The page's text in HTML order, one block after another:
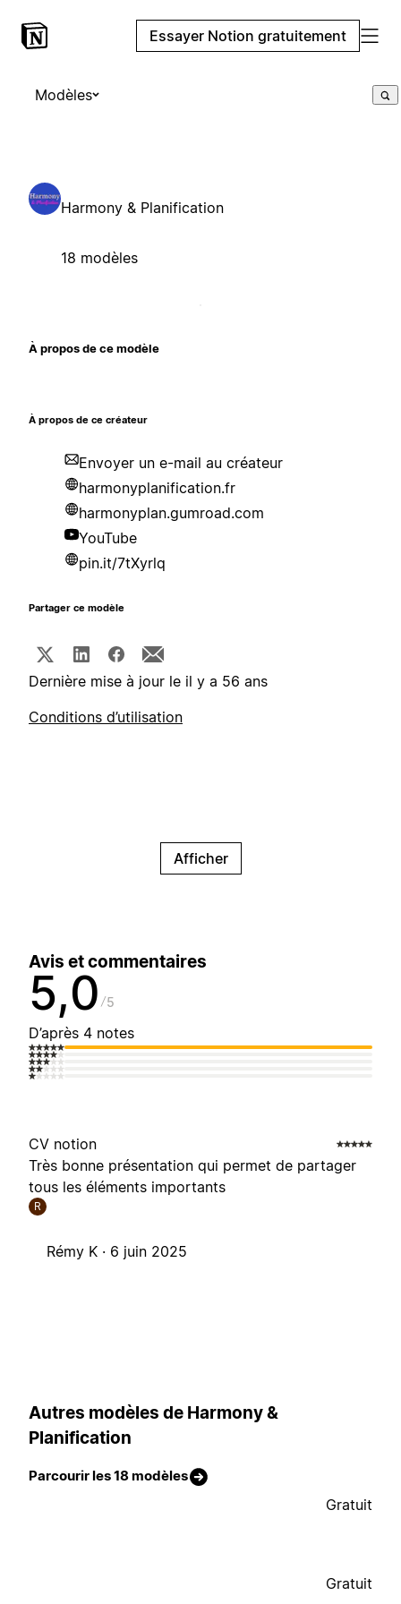
Essayer Notion gratuitement
Modèles
Harmony & Planification
18 modèles
À propos de ce modèle
À propos de ce créateur
Envoyer un e-mail au créateur
harmonyplanification.fr
harmonyplan.gumroad.com
YouTube
pin.it/7tXyrlq
Partager ce modèle
Dernière mise à jour le il y a 56 ans
Conditions d’utilisation
Afficher
Avis et commentaires
5,0 5
D’après 4 notes
CV notion
Très bonne présentation qui permet de partager
tous les éléments importants
R
Rémy K · 6 juin 2025
Autres modèles de Harmony &
Planification
Parcourir les 18 modèles
Gratuit
Gratuit